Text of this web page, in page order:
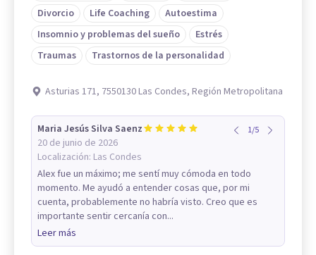
Divorcio
Life Coaching
Autoestima
Insomnio y problemas del sueño
Estrés
Traumas
Trastornos de la personalidad
Asturias 171, 7550130 Las Condes, Región Metropolitana
Maria Jesús Silva Saenz
20 de junio de 2026
Localización: Las Condes
1/5
Alex fue un máximo; me sentí muy cómoda en todo
momento. Me ayudó a entender cosas que, por mi
cuenta, probablemente no habría visto. Creo que es
importante sentir cercanía con...
Leer más